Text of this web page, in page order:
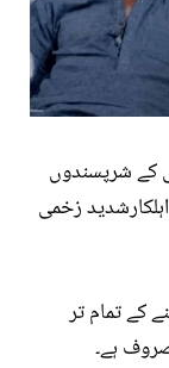
کے شرپسندوں
زخمی
کے تمام تر
ہے۔